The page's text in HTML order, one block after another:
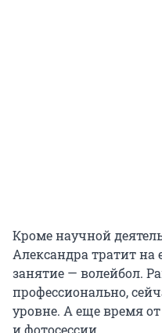
Кроме научной
Александра тратит
занятие — волейбол.
профессионально,
уровне. А еще время
и фотосессии.